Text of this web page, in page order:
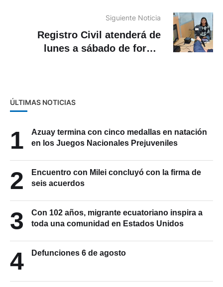
ver en Ecuador?
Siguiente Noticia
Registro Civil atenderá de
lunes a sábado de forma
ÚLTIMAS NOTICIAS
1
Azuay termina con cinco medallas en natación
en los Juegos Nacionales Prejuveniles
2
Encuentro con Milei concluyó con la firma de
seis acuerdos
3
Con 102 años, migrante ecuatoriano inspira a
toda una comunidad en Estados Unidos
4 Defunciones 6 de agosto